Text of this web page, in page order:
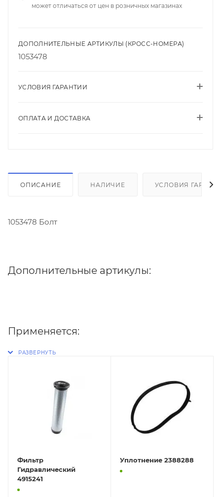
может отличаться от цен в розничных магазинах
ДОПОЛНИТЕЛЬНЫЕ АРТИКУЛЫ (КРОСС-НОМЕРА)
1053478
УСЛОВИЯ ГАРАНТИИ
ОПЛАТА И ДОСТАВКА
ОПИСАНИЕ НАЛИЧИЕ УСЛОВИЯ
1053478 Болт
Дополнительные артикулы:
Применяется:
Фильтр
Гидравлический
4915241
Уплотнение 2388288